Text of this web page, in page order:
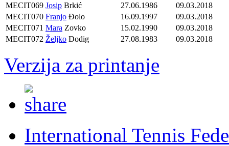
MECIT069 Josip Brkić 27.06.1986
09.03.2018
MECIT070 Franjo Đolo 16.09.1997
09.03.2018
MECIT071 Mara Zovko 15.02.1990
09.03.2018
MECIT072 Željko Dodig 27.08.1983 09.03.2018
Verzija za printanje
International Tennis